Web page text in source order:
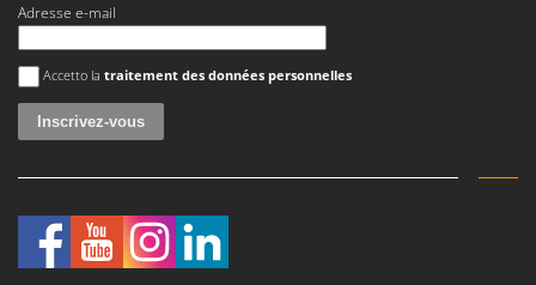
Tondeuses autoportées
Tondeuses débroussailleuses thermiques
Trancheuses
Trancheuses de sol
Treuils de débardage
Tronçonneuses
Lampacrescia - MGM
Landxcape
LAR Casalinghi
Lavor
Lotusgrill
Adresse e-mail
Une erreur est survenue
Accetto la traitement des données personnelles